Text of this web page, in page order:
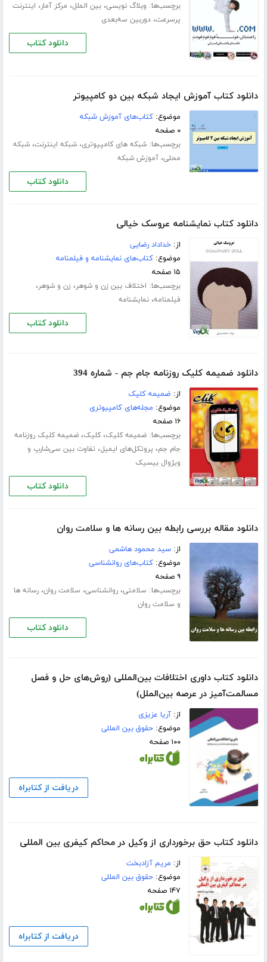
برچسب‌ها: وبلاگ نویسی،بین الملل، مرکز آمار، اینترنت
پرسرعت،دوربین سه‌بعدی
دانلود کتاب
دانلود کتاب آموزش ایجاد شبکه بین دو کامپیوتر
موضوع:کتاب‌های آموزش شبکه
۰ صفحه
برچسب‌ها:شبکه های کامپیوتری،شبکه اینترنت،شبکه
محلی،آموزش شبکه
دانلود کتاب
دانلود کتاب نمایشنامه عروسک خیالی
از:خداداد رضایی
موضوع:کتاب‌های نمایشنامه و فیلمنامه
۱۵ صفحه
برچسب‌ها: اختلاف بین زن و شوهر، زن و شوهر،
فیلمنامه،نمایشنامه
دانلود کتاب
دانلود ضمیمه کلیک روزنامه جام جم - شماره 394
از: ضمیمه کلیک
موضوع: مجله‌های کامپیوتری
۱۶ صفحه
برچسب‌ها:ضمیمه کلیک،کلیک،ضمیمه کلیک روزنامه
جام جم، پروتکل‌های ایمیل، تفاوت بین سی‌شارپ و
ویژوال بیسیک
دانلود کتاب
دانلود مقاله بررسی رابطه بین رسانه ها و سلامت روان
از:سید محمود هاشمی
موضوع:کتاب‌های روانشناسی
۹ صفحه
برچسب‌ها: سلامتی،روانشناسی، سلامت روان،رسانه ها
و سلامت روان
دانلود کتاب
دانلود کتاب داوری اختلافات بین‌المللی (روش‌های حل و فصل
مسالمت‌آمیز در عرصه بین‌الملل)
از:آریا عزیزی
موضوع:حقوق بین المللی
۱۰۰ صفحه
دریافت از کتابراه
دانلود کتاب حق برخورداری از وکیل در محاکم کیفری بین المللی
از: مریم آزادبخت
موضوع:حقوق بین المللی
۱۴۷ صفحه
دریافت از کتابراه